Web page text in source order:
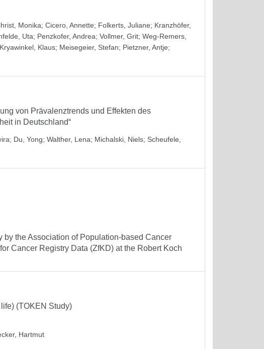
Monika; Cicero, Annette; Folkerts, Juliane; Kranzhöfer,
Uta; Penzkofer, Andrea; Vollmer, Grit; Weg-Remers,
Kryawinkel, Klaus; Meisegeier, Stefan; Pietzner, Antje;
von Prävalenztrends und Effekten des
in Deutschland“
; Du, Yong; Walther, Lena; Michalski, Niels; Scheufele,
the Association of Population-based Cancer
Cancer Registry Data (ZfKD) at the Robert Koch
(TOKEN Study)
Hartmut